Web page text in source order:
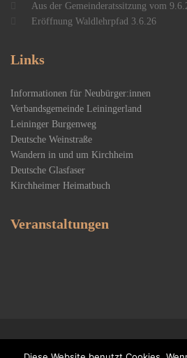
Aus der Gemeinderatssitzung vom
Eröffnung Waldlehrpfad 3.6.26
Links
Informationen für Neubürger:innen
Verbandsgemeinde Leiningerland
Leininger Burgenweg
Deutsche Weinstraße
Wandern in und um Kirchheim
Deutsche Glasfaser
Kirchheimer Heimatbuch
Veranstaltungen